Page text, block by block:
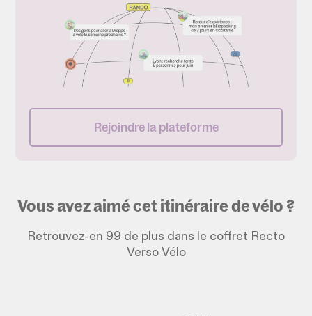
Rejoindre la plateforme
Vous avez aimé cet itinéraire de vélo ?
Retrouvez-en 99 de plus dans le coffret Recto
Verso Vélo